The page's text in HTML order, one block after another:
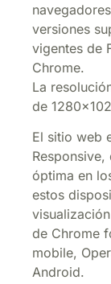
versiones
vigentes de
Chrome.
La
de
El sitio web
óptima en
estos
de Chrome
mobile,
Android.